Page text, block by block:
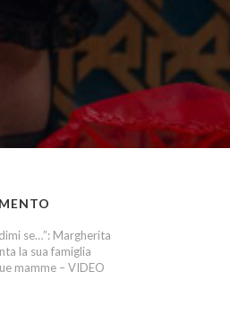
se…”: Margherita
la sua famiglia
mamme – VIDEO